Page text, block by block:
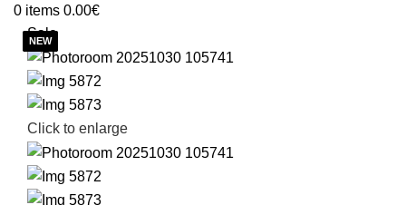
0 items 0.00€
Sale
Click to enlarge